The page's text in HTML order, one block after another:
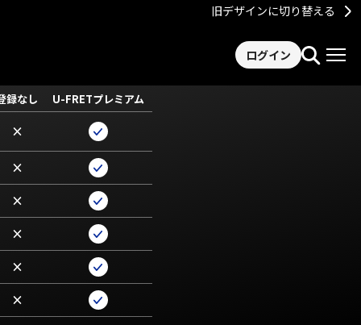
旧デザインに切り替える
ログイン
録なし U-FRETプレミアム
×
×
×
×
×
×